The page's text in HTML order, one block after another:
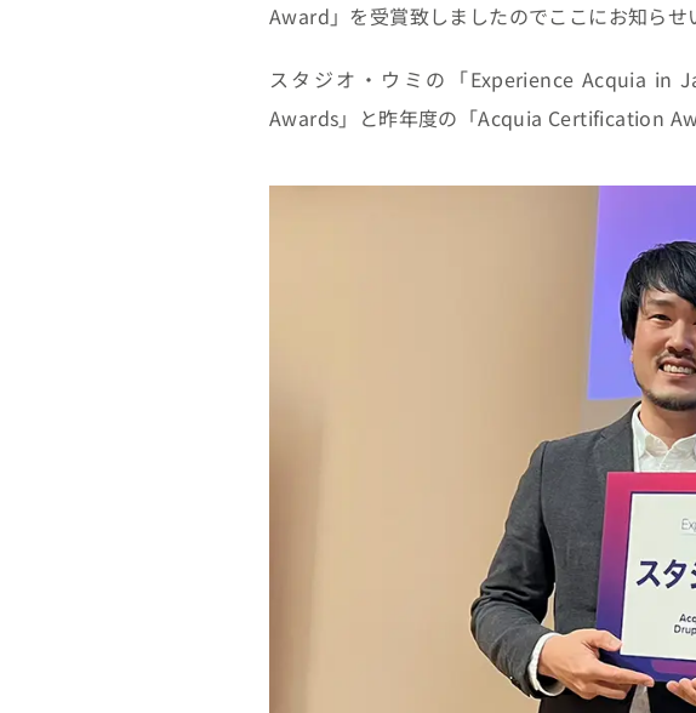
Award」を受賞致しましたのでここにお知らせ
スタジオ・ウミの「Experience Acquia in
Awards」と昨年度の「Acquia Certification